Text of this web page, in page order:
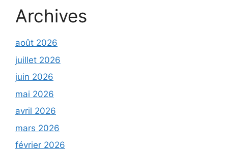
Archives
août 2026
juillet 2026
juin 2026
mai 2026
avril 2026
mars 2026
février 2026